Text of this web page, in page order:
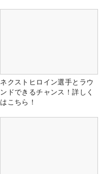
ネクストヒロイン選手とラウ
ンドできるチャンス！詳しく
はこちら！